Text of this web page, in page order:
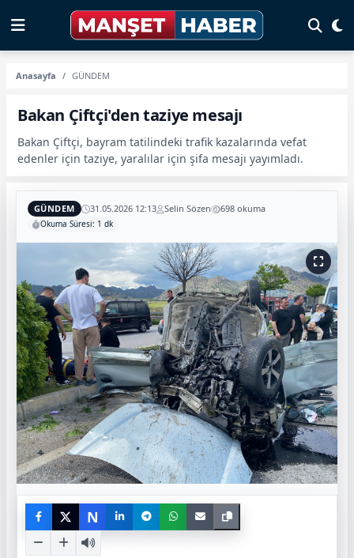
Anasayfa GÜNDEM
Bakan Çiftçi'den taziye mesajı
Bakan Çiftçi, bayram tatilindeki trafik kazalarında vefat
edenler için taziye, yaralılar için şifa mesajı yayımladı.
GÜNDEM 31.05.2026 12:13 Selin Sözen 698 okuma
Okuma Süresi: 1 dk
N